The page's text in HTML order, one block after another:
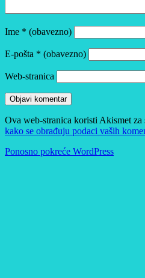
Ime * (obavezno)
E-pošta * (obavezno)
Web-stranica
Ova web-stranica koristi Akismet za
kako se obrađuju podaci vaših
Ponosno pokreće WordPress